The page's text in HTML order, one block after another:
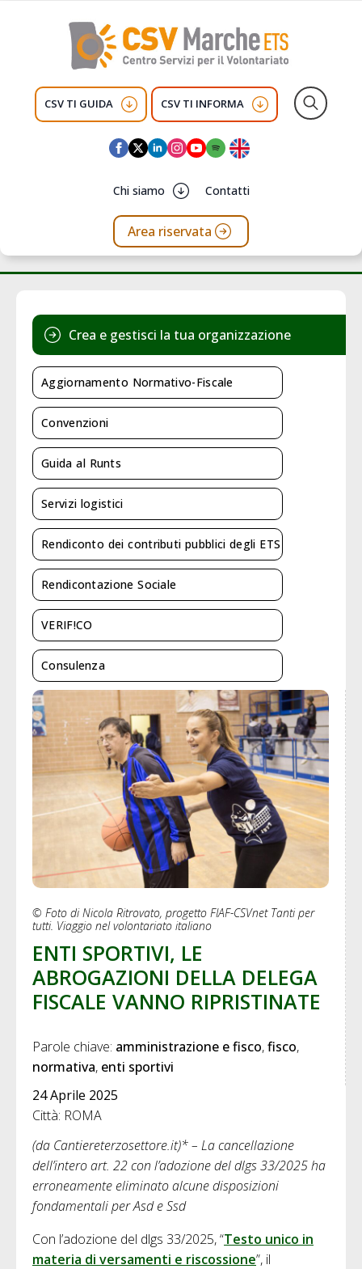
CSV TI GUIDA CSV TI INFORMA
Chi siamo Contatti
Area riservata
© Foto di Nicola Ritrovato, progetto FIAF-CSVnet Tanti per
tutti. Viaggio nel volontariato italiano
ENTI SPORTIVI, LE
ABROGAZIONI DELLA DELEGA
FISCALE VANNO RIPRISTINATE
Parole chiave: amministrazione e fisco fisco
normativa enti sportivi
24 Aprile 2025
Città: ROMA
(da Cantiereterzosettore.it)* – La cancellazione
dell’intero art. 22 con l’adozione del dlgs 33/2025 ha
erroneamente eliminato alcune disposizioni
fondamentali per Asd e Ssd
Con l’adozione del dlgs 33/2025, “Testo unico in
materia di versamenti e riscossione”, il
Crea e gestisci la tua organizzazione
Aggiornamento Normativo-Fiscale
Convenzioni
Guida al Runts
Servizi logistici
Rendiconto dei contributi pubblici degli ETS
Rendicontazione Sociale
VERIF!CO
Consulenza